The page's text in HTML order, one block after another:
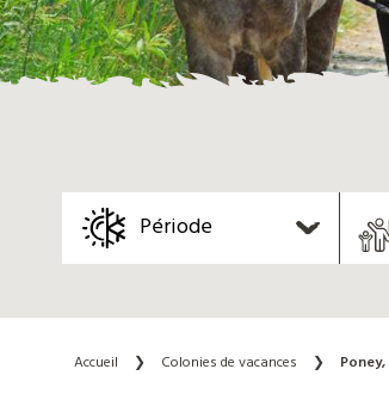
Période
Accueil ❯ Colonies de vacances ❯